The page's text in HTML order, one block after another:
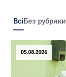
ВсіБез рубрики
05.08.2026